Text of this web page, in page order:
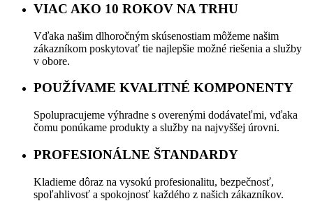
VIAC AKO 10 ROKOV NA TRHU
Vďaka našim dlhoročným skúsenostiam môžeme našim
zákazníkom poskytovať tie najlepšie možné riešenia a služby
v obore.
POUŽÍVAME KVALITNÉ KOMPONENTY
Spolupracujeme výhradne s overenými dodávateľmi, vďaka
čomu ponúkame produkty a služby na najvyššej úrovni.
PROFESIONÁLNE ŠTANDARDY
Kladieme dôraz na vysokú profesionalitu, bezpečnosť,
spoľahlivosť a spokojnosť každého z našich zákazníkov.